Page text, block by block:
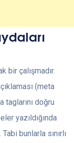
bir çalışmadır.
(meta
doğru
yazıldığında
bunlarla sınırlı